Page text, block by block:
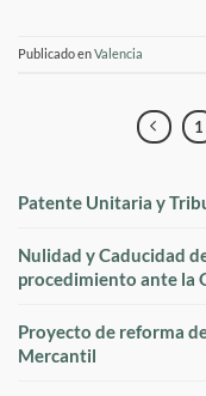
Publicado enValencia
1
Patente Unitaria y
Nulidad y Caducidad
procedimiento ante la
Proyecto de reforma
Mercantil